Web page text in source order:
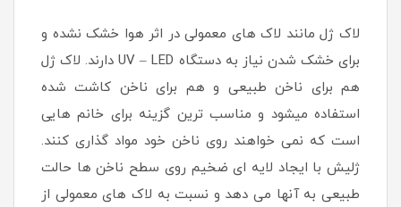
لاک ژل مانند لاک های معمولی در اثر هوا خشک نشده و
برای خشک شدن نیاز به دستگاه UV – LED دارند. لاک ژل
هم برای ناخن طبیعی و هم برای ناخن کاشت شده
استفاده میشود و مناسب ترین گزینه برای خانم هایی
است که نمی خواهند روی ناخن خود مواد گذاری کنند.
ژلیش با ایجاد لایه ای ضخیم روی سطح ناخن ها حالت
طبیعی به آنها می دهد و نسبت به لاک های معمولی از